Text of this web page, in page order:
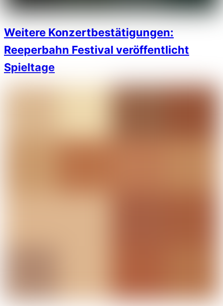
Weitere Konzertbestätigungen:
Reeperbahn Festival veröffentlicht
Spieltage